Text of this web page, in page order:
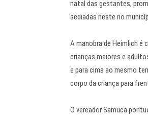
natal das gestantes,
sediadas neste no
A manobra de Heimlich é
crianças maiores e
e para cima ao mesmo
corpo da criança para
O vereador Samuca